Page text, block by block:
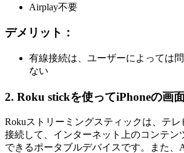
Airplay不要
デメリット：
有線接続は、ユーザーによっては
ない
2. Roku stickを使ってiPhoneの画
Rokuストリーミングスティックは、テ
接続して、インターネット上のコンテン
できるポータブルデバイスです。また、